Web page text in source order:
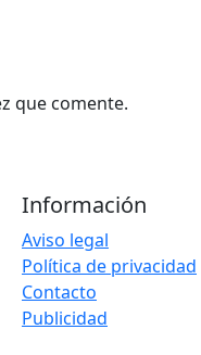
que comente.
Información
Aviso legal
Política de privacidad
Contacto
Publicidad